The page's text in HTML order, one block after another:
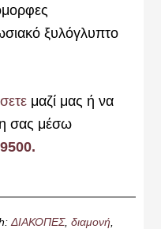
ξυλόγλυπτο
μαζί μας ή να
σας μέσω
ΔΙΑΚΟΠΕΣ,διαμονή